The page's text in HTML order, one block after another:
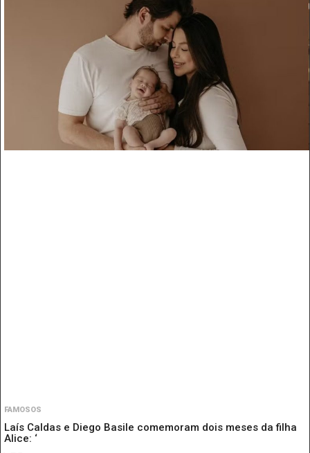
FAMOSOS
Laís Caldas e Diego Basile comemoram dois meses da filha
Alice: ‘